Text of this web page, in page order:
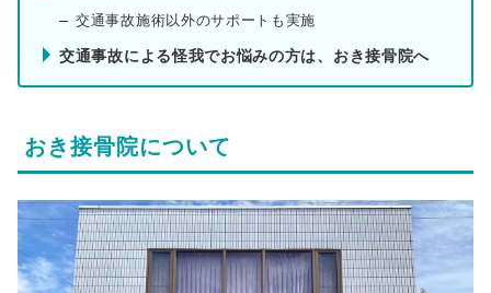
交通事故施術以外のサポートも実施
交通事故による怪我でお悩みの方は、おき接骨院へ
おき接骨院について